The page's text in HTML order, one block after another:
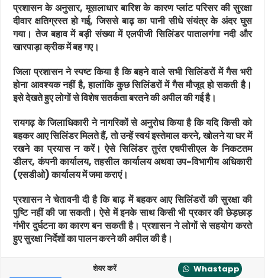
प्रशासन के अनुसार, मूसलाधार बारिश के कारण प्लांट परिसर की सुरक्षा
दीवार क्षतिग्रस्त हो गई, जिससे बाढ़ का पानी सीधे संयंत्र के अंदर घुस
गया। तेज बहाव में बड़ी संख्या में एलपीजी सिलिंडर पातालगंगा नदी और
खारपाड़ा क्रीक में बह गए।
जिला प्रशासन ने स्पष्ट किया है कि बहने वाले सभी सिलिंडरों में गैस भरी
होना आवश्यक नहीं है, हालांकि कुछ सिलिंडरों में गैस मौजूद हो सकती है।
इसे देखते हुए लोगों से विशेष सतर्कता बरतने की अपील की गई है।
रायगढ़ के जिलाधिकारी ने नागरिकों से अनुरोध किया है कि यदि किसी को
बहकर आए सिलिंडर मिलते हैं, तो उन्हें स्वयं इस्तेमाल करने, खोलने या घर में
रखने का प्रयास न करें। ऐसे सिलिंडर तुरंत एचपीसीएल के निकटतम
डीलर, कंपनी कार्यालय, तहसील कार्यालय अथवा उप-विभागीय अधिकारी
(एसडीओ) कार्यालय में जमा कराएं।
प्रशासन ने चेतावनी दी है कि बाढ़ में बहकर आए सिलिंडरों की सुरक्षा की
पुष्टि नहीं की जा सकती। ऐसे में इनके साथ किसी भी प्रकार की छेड़छाड़
गंभीर दुर्घटना का कारण बन सकती है। प्रशासन ने लोगों से सहयोग करते
हुए सुरक्षा निर्देशों का पालन करने की अपील की है।
शेयर करें
Whastapp